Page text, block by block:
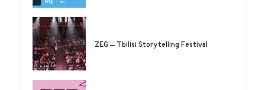
ZEG – Tbilisi Storytelling Festival